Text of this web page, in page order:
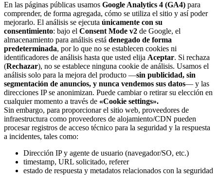
En las páginas públicas usamos Google Analytics 4 (GA4) para
comprender, de forma agregada, cómo se utiliza el sitio y así poder
mejorarlo. El análisis se ejecuta únicamente con su
consentimiento: bajo el Consent Mode v2 de Google, el
almacenamiento para análisis está denegado de forma
predeterminada, por lo que no se establecen cookies ni
identificadores de análisis hasta que usted elija Aceptar. Si rechaza
(Rechazar), no se establece ninguna cookie de análisis. Usamos el
análisis solo para la mejora del producto —sin publicidad, sin
segmentación de anuncios, y nunca vendemos sus datos— y las
direcciones IP se anonimizan. Puede cambiar o retirar su elección en
cualquier momento a través de «Cookie settings».
Sin embargo, para proporcionar el sitio web, proveedores de
infraestructura como proveedores de alojamiento/CDN pueden
procesar registros de acceso técnico para la seguridad y la respuesta
a incidentes, tales como:
Dirección IP y agente de usuario (navegador/SO, etc.)
timestamp, URL solicitado, referer
estado de respuesta y metadatos relacionados con la seguridad